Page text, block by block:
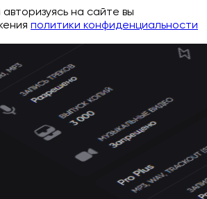
авторизуясь на сайте вы
политики конфиденциальности